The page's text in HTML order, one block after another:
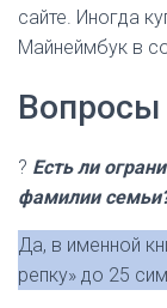
сайте. Иногда
Майнеймбук в
Вопросы
? Есть ли
фамилии
Да, в именной
репку» до 25